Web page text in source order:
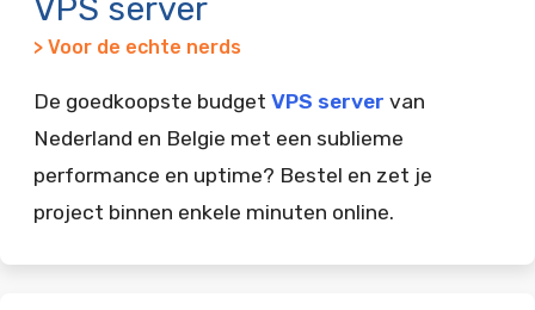
> Voor de echte nerds
De goedkoopste budget VPS server van
Nederland en Belgie met een sublieme
performance en uptime? Bestel en zet je
project binnen enkele minuten online.